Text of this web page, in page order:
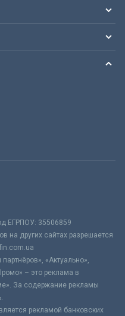
ЕГРПОУ: 35506859
на других сайтах разрешается
«Актуально»,
– это реклама в
За содержание рекламы
рекламой банковских